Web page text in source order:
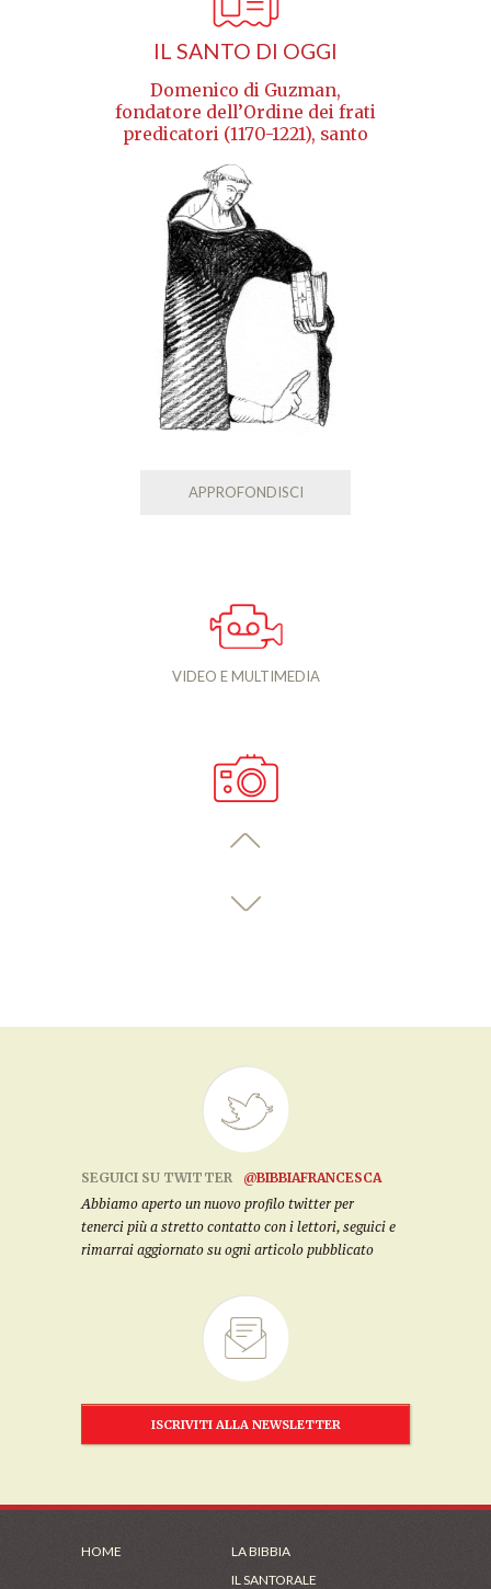
IL SANTO DI OGGI
Domenico di Guzman,
fondatore dell’Ordine dei frati
predicatori (1170-1221), santo
APPROFONDISCI
VIDEO E MULTIMEDIA
SEGUICI SU TWITTER
@BIBBIAFRANCESCA
Abbiamo aperto un nuovo profilo twitter per
tenerci più a stretto contatto con i lettori, seguici e
rimarrai aggiornato su ogni articolo pubblicato
ISCRIVITI ALLA NEWSLETTER
HOME
LA BIBBIA
IL SANTORALE